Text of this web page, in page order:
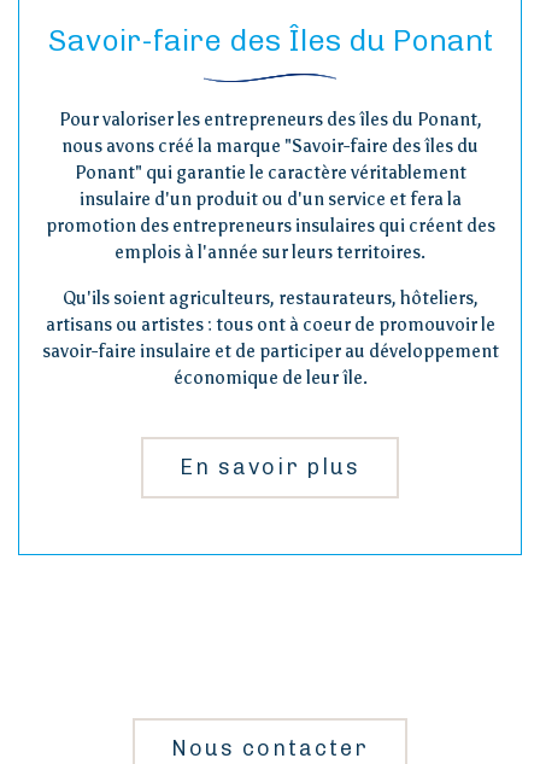
Savoir-faire des Îles du Ponant
Pour valoriser les entrepreneurs des îles du Ponant,
nous avons créé la marque "Savoir-faire des îles du
Ponant" qui garantie le caractère véritablement
insulaire d'un produit ou d'un service et fera la
promotion des entrepreneurs insulaires qui créent des
emplois à l'année sur leurs territoires.
Qu'ils soient agriculteurs, restaurateurs, hôteliers,
artisans ou artistes : tous ont à coeur de promouvoir le
savoir-faire insulaire et de participer au développement
économique de leur île.
En savoir plus
Nous contacter